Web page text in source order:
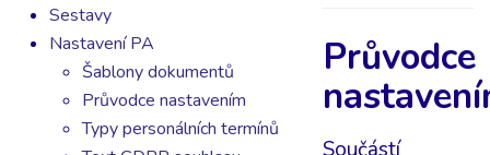
Sestavy
Nastavení PA
Šablony dokumentů
Průvodce nastavením
Typy personálních termínů
Průvodce
Součástí